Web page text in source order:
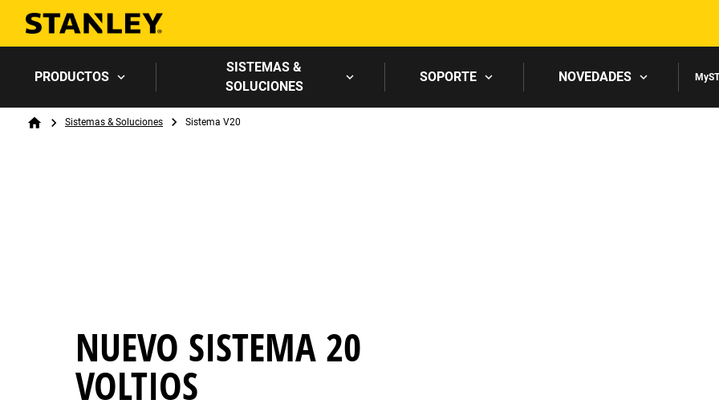
PRODUCTOS
SISTEMAS &
SOLUCIONES
SOPORTE NOVEDADES
Breadcrumb
HomeSistemas & Soluciones Sistema V20
NUEVO SISTEMA 20
VOLTIOS